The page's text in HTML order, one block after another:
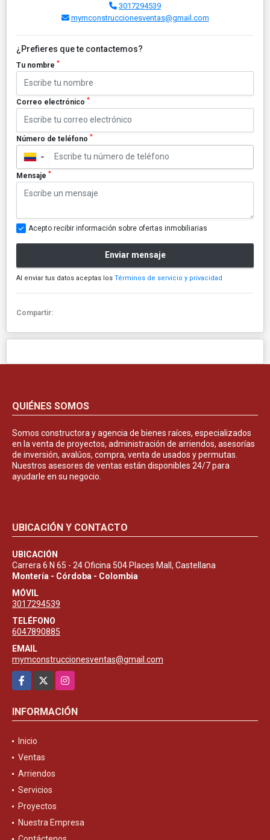
3017294539
mymconstruccionesventas@gmail.com
¿Prefieres que te contactemos?
Tu nombre *
Correo electrónico *
Número de teléfono *
▼
Mensaje *
Acepto recibir información sobre ofertas inmobiliarias
Enviar mensaje
Al enviar tus datos aceptas los Términos de servicio y privacidad
Compartir:
QUIÉNES SOMOS
Somos constructora y agencia de bienes raíces, especializados
en la venta de proyectos, administración de arriendos, asesorías
de inversión, avalúos, compra, venta de usados y permutas.
Nuestros asesores de ventas están disponibles 24/7 para
ayudarle en su negocio.
UBICACIÓN Y CONTACTO
UBICACIÓN
Carrera 6 N 65 - 24 Oficina 504 Places Mall, Castellana
Montería - Córdoba - Colombia
MÓVIL
3017294539
TELÉFONO
6047890885
EMAIL
mymconstruccionesventas@gmail.com
Facebook
Instagram
INFORMACIÓN
Inicio
Ventas
Arriendos
Servicios
Proyectos
Nuestra Empresa